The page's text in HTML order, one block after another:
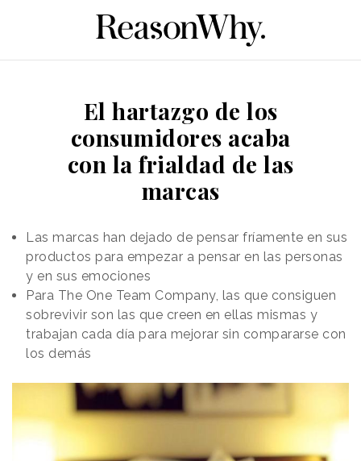
El hartazgo de los
consumidores acaba
con la frialdad de las
marcas
Las marcas han dejado de pensar fríamente en sus
productos para empezar a pensar en las personas
y en sus emociones
Para The One Team Company, las que consiguen
sobrevivir son las que creen en ellas mismas y
trabajan cada día para mejorar sin compararse con
los demás